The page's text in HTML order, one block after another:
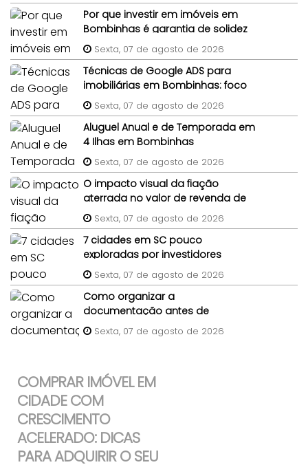
Por que investir em imóveis em
Bombinhas é garantia de solidez
patrimonial?
Sexta, 07 de agosto de 2026
Técnicas de Google ADS para
imobiliárias em Bombinhas: foco
em imóveis de terceiros
Sexta, 07 de agosto de 2026
Aluguel Anual e de Temporada em
4 Ilhas em Bombinhas
Sexta, 07 de agosto de 2026
O impacto visual da fiação
aterrada no valor de revenda de
lotes em condomínios
Sexta, 07 de agosto de 2026
7 cidades em SC pouco
exploradas por investidores
imobiliários
Sexta, 07 de agosto de 2026
Como organizar a
documentação antes de
anunciar uma casa para venda
em Bombinhas?
Sexta, 07 de agosto de 2026
COMPRAR IMÓVEL EM
CIDADE COM
CRESCIMENTO
ACELERADO: DICAS
PARA ADQUIRIR O SEU